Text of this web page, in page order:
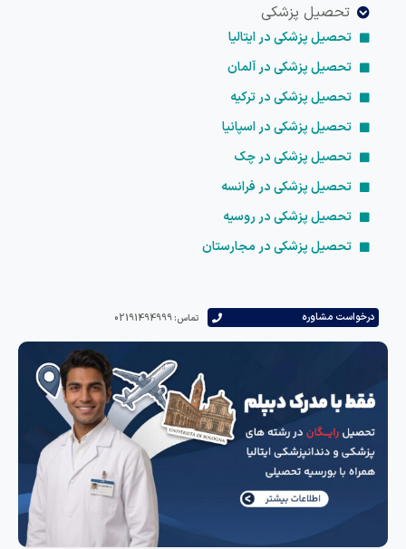
درخواست مشاوره تماس: 02191494999
تحصیل پزشکی
تحصیل پزشکی در ایتالیا
تحصیل پزشکی در آلمان
تحصیل پزشکی در ترکیه
تحصیل پزشکی در اسپانیا
تحصیل پزشکی در چک
تحصیل پزشکی در فرانسه
تحصیل پزشکی در روسیه
تحصیل پزشکی در مجارستان